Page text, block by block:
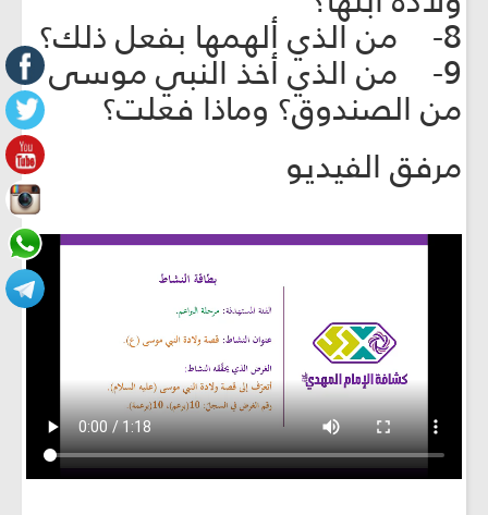
8- من الذي ألهمها بفعل ذلك؟
9- من الذي أخذ النبي موسى
من الصندوق؟ وماذا فعلت؟
مرفق الفيديو